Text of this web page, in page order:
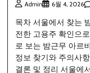
Admin 6월 4, 2026
목차 서울에서 찾는
전한 고용주 확인으
로 보는 밤근무 아르
정보 찾기와 주의사
결론 및 정리 서울에